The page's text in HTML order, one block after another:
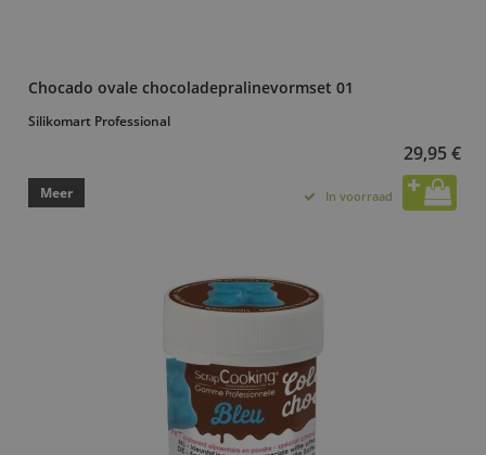
Chocado ovale chocoladepralinevormset 01
Silikomart Professional
29,95 €
Meer In voorraad